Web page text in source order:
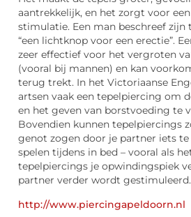
aantrekkelijk, en het zorgt voor
stimulatie. Een man beschreef zijn
“een lichtknop voor een erectie”.
zeer effectief voor het vergroten
(vooral bij mannen) en kan
terug trekt. In het Victoriaanse
artsen vaak een tepelpiercing om
en het geven van borstvoeding te
Bovendien kunnen tepelpiercings
genot zogen door je partner iets
spelen tijdens in bed – vooral als
tepelpiercings je opwindingspiek
partner verder wordt gestimuleerd.
http://www.piercingapeldoorn.nl